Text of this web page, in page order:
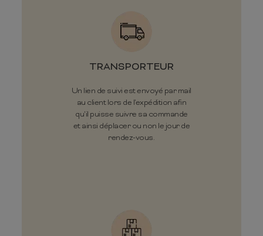
TRANSPORTEUR
Un lien de suivi est envoyé par mail
au client lors de l'expédition afin
qu'il puisse suivre sa commande
et ainsi déplacer ou non le jour de
rendez-vous.